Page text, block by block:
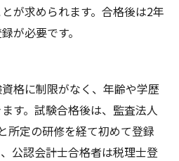
が求められます。合格後は2年
が必要です。
格に制限がなく、年齢や学歴
す。試験合格後は、監査法人
所定の研修を経て初めて登録
公認会計士合格者は税理士登